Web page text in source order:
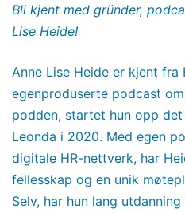
Bli kjent med gründer,
Lise Heide!
Anne Lise Heide er kjent fra
egenproduserte podcast
podden, startet hun opp
Leonda i 2020. Med egen
digitale HR-nettverk, har
fellesskap og en unik
Selv, har hun lang